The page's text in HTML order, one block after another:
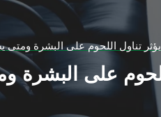
تناول اللحوم على البشرة ومتى
على البشرة